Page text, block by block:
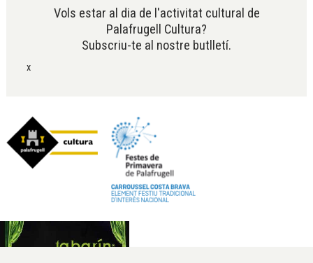
Vols estar al dia de l'activitat cultural de
Palafrugell Cultura?
Subscriu-te al nostre butlletí.
x